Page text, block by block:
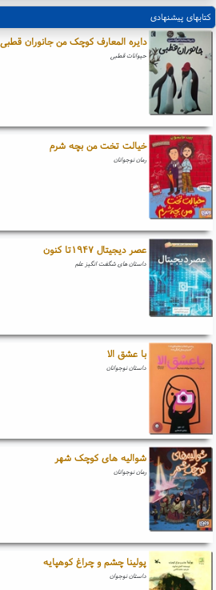
کتابهای پیشنهادی
دایره المعارف کوچک من جانوران قطبی
حیوانات قطبی
خیالت تخت من بچه شرم
رمان نوجوانان
عصر دیجیتال ۱۹۴۷تا کنون
داستان های شگفت انگیز علم
با عشق الا
داستان نوجوانان
شوالیه های کوچک شهر
رمان نوجوانان
پولینا چشم و چراغ کوهپایه
داستان نوجوان